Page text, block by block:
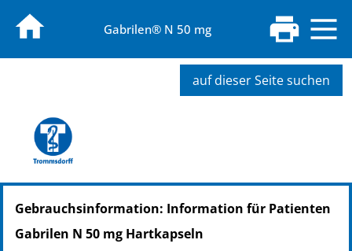
Gabrilen® N 50 mg
auf dieser Seite suchen
PZN: 15375757
PPN: 111537575756
NTIN: 04150153757576
Gebrauchsinformation: Information für Patienten
Gabrilen N 50 mg Hartkapseln